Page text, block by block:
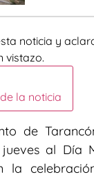
noticia y
vistazo.
la noticia
de
al Día
la